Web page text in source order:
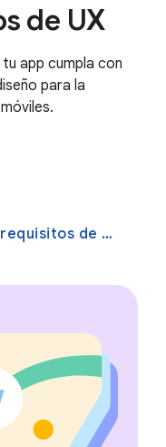
de UX
app cumpla con
para la
de UX